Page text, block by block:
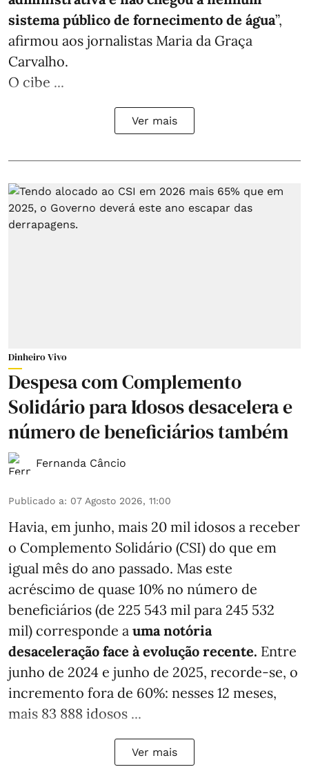
sistema público de fornecimento de água”,
afirmou aos jornalistas Maria da Graça
Carvalho.
O cibe ...
Ver mais
Dinheiro Vivo
Despesa com Complemento
Solidário para Idosos desacelera e
número de beneficiários também
Fernanda Câncio
Publicado a: 07 Agosto 2026, 11:00
Havia, em junho, mais 20 mil idosos a receber
o Complemento Solidário (CSI) do que em
igual mês do ano passado. Mas este
acréscimo de quase 10% no número de
beneficiários (de 225 543 mil para 245 532
mil) corresponde a uma notória
desaceleração face à evolução recente. Entre
junho de 2024 e junho de 2025, recorde-se, o
incremento fora de 60%: nesses 12 meses,
mais 83 888 idosos ...
Ver mais